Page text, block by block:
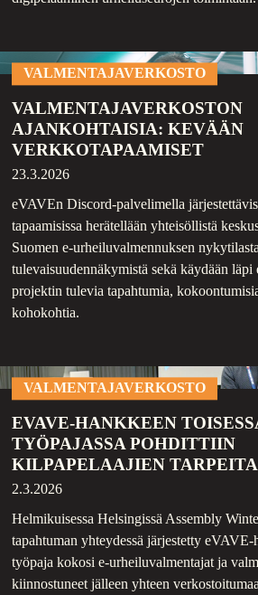
VALMENTAJAVERKOSTO
VALMENTAJAVERKOSTON
AJANKOHTAISIA: KEVÄÄN
VERKKOTAPAAMISET
23.3.2026
eVAVEn Discord-palvelimella
tapaamisissa herätellään yhteisöllistä
Suomen e-urheiluvalmennuksen
tulevaisuudennäkymistä sekä käydään
projektin tulevia tapahtumia,
kohokohtia.
VALMENTAJAVERKOSTO
EVAVE-HANKKEEN
TYÖPAJASSA POHDITTIIN
KILPAPELAAJIEN TARPEITA
2.3.2026
Helmikuisessa Helsingissä Assembly
tapahtuman yhteydessä järjestetty eVAVE-
työpaja kokosi e-urheiluvalmentajat ja
kiinnostuneet jälleen yhteen